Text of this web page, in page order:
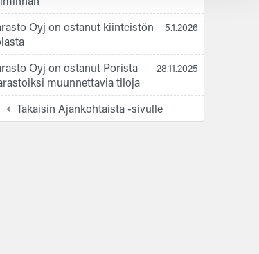
Oyj on ostanut kiinteistön
5.1.2026
Oyj on ostanut Porista
muunnettavia tiloja
28.11.2025
Takaisin Ajankohtaista -sivulle